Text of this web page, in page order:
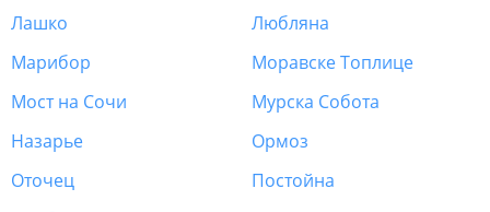
Лашко
Любляна
Марибор
Моравске Топлице
Мост на Сочи
Мурска Собота
Назарье
Ормоз
Оточец
Постойна